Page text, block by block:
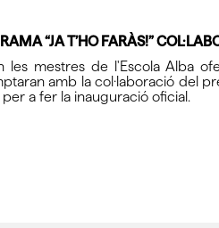
“JA T’HO FARÀS!”
les mestres de l'Escola Alba
amb la col·laboració del
a fer la inauguració oficial.